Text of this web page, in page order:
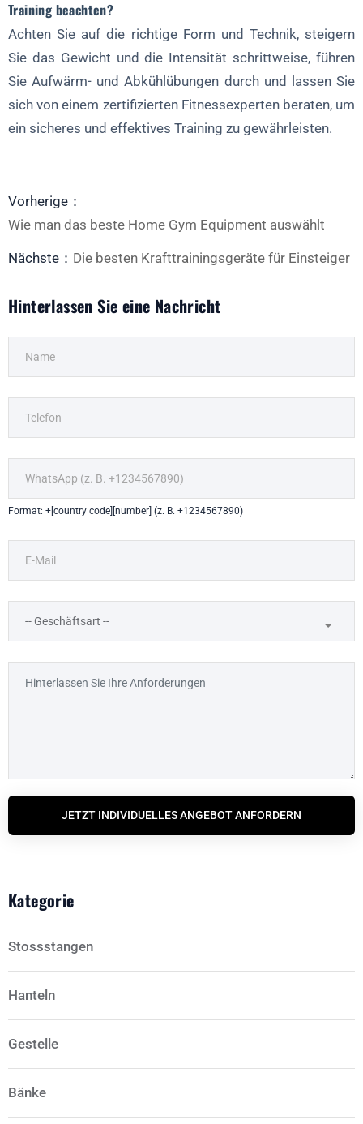
Training beachten?
Achten Sie auf die richtige Form und Technik, steigern
Sie das Gewicht und die Intensität schrittweise, führen
Sie Aufwärm- und Abkühlübungen durch und lassen Sie
sich von einem zertifizierten Fitnessexperten beraten, um
ein sicheres und effektives Training zu gewährleisten.
Vorherige：
Wie man das beste Home Gym Equipment auswählt
Nächste： Die besten Krafttrainingsgeräte für Einsteiger
Hinterlassen Sie eine Nachricht
Format: +[country code][number] (z. B. +1234567890)
JETZT INDIVIDUELLES ANGEBOT ANFORDERN
Kategorie
Stossstangen
Hanteln
Gestelle
Bänke